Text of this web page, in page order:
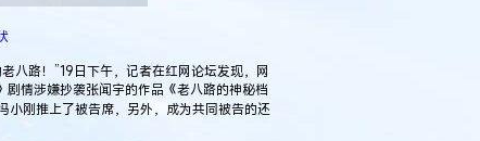
路！”19日下午，记者在红网论坛发现，网
情涉嫌抄袭张闻宇的作品《老八路的神秘档
小刚推上了被告席，另外，成为共同被告的还